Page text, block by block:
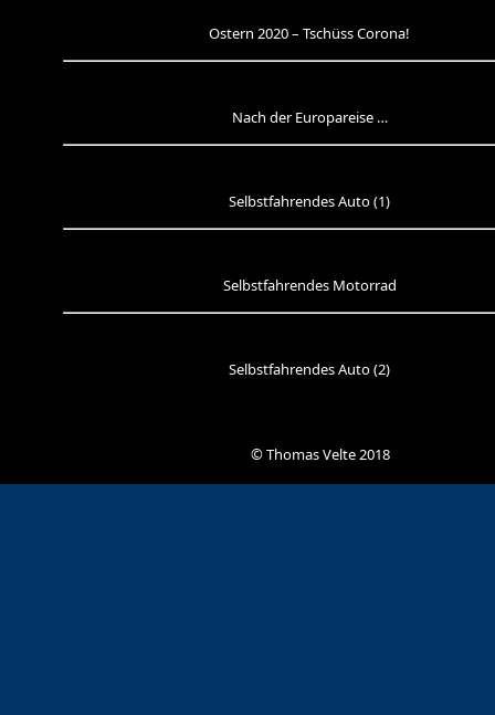
Ostern 2020 – Tschüss Corona!
Nach der Europareise …
Selbstfahrendes Auto (1)
Selbstfahrendes Motorrad
Selbstfahrendes Auto (2)
© Thomas Velte 2018